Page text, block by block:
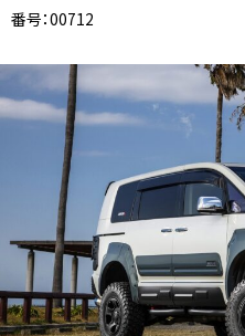
番号：00712